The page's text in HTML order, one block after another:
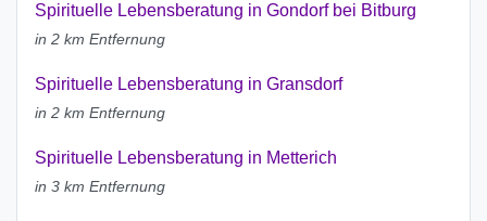
Spirituelle Lebensberatung in Gondorf bei Bitburg
in 2 km Entfernung
Spirituelle Lebensberatung in Gransdorf
in 2 km Entfernung
Spirituelle Lebensberatung in Metterich
in 3 km Entfernung